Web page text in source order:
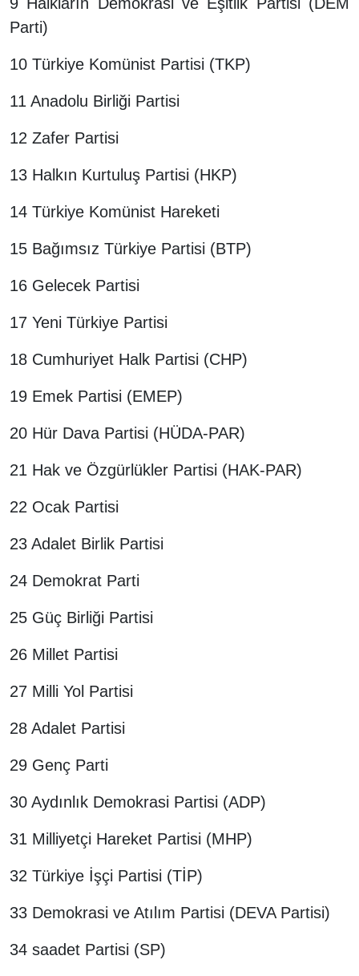
Parti)
10 Türkiye Komünist Partisi (TKP)
11 Anadolu Birliği Partisi
12 Zafer Partisi
13 Halkın Kurtuluş Partisi (HKP)
14 Türkiye Komünist Hareketi
15 Bağımsız Türkiye Partisi (BTP)
16 Gelecek Partisi
17 Yeni Türkiye Partisi
18 Cumhuriyet Halk Partisi (CHP)
19 Emek Partisi (EMEP)
20 Hür Dava Partisi (HÜDA-PAR)
21 Hak ve Özgürlükler Partisi (HAK-PAR)
22 Ocak Partisi
23 Adalet Birlik Partisi
24 Demokrat Parti
25 Güç Birliği Partisi
26 Millet Partisi
27 Milli Yol Partisi
28 Adalet Partisi
29 Genç Parti
30 Aydınlık Demokrasi Partisi (ADP)
31 Milliyetçi Hareket Partisi (MHP)
32 Türkiye İşçi Partisi (TİP)
33 Demokrasi ve Atılım Partisi (DEVA Partisi)
34 saadet Partisi (SP)